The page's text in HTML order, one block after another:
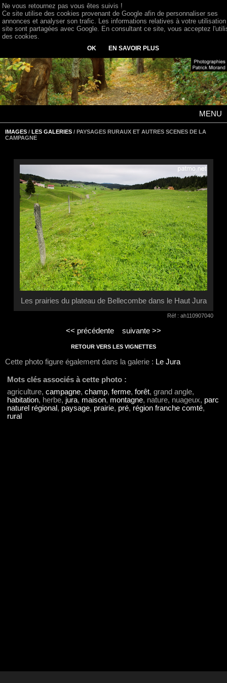
MENU
IMAGES / LES GALERIES / PAYSAGES RURAUX ET AUTRES SCENES DE LA
CAMPAGNE
Les prairies du plateau de Bellecombe dans le Haut Jura
Réf : ah110907040
<< précédente suivante >>
RETOUR VERS LES VIGNETTES
Cette photo figure également dans la galerie : Le Jura
Mots clés associés à cette photo :
agriculture, campagne, champ, ferme, forêt, grand angle,
habitation, herbe, jura, maison, montagne, nature, nuageux, parc
naturel régional , paysage, prairie, pré, région franche comté,
rural
Ne vous retournez pas vous êtes suivis !
Ce site utilise des cookies provenant de Google afin de personnaliser ses
annonces et analyser son trafic. Les informations relatives à votre
site sont partagées avec Google. En consultant ce site, vous acceptez
des cookies.
OK EN SAVOIR PLUS